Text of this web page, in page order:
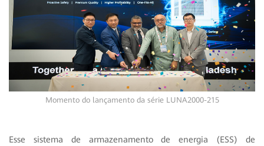
Momento do lançamento da série LUNA2000-215
Esse sistema de armazenamento de energia (ESS) de